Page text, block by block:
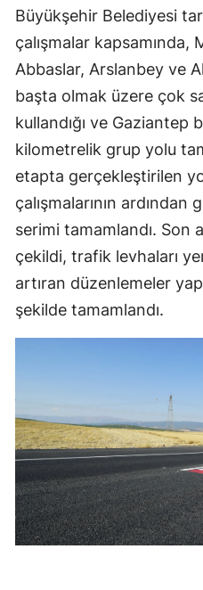
Büyükşehir Belediyesi
çalışmalar kapsamında,
Abbaslar, Arslanbey ve
başta olmak üzere çok
kullandığı ve Gaziantep
kilometrelik grup yolu
etapta gerçekleştirilen
çalışmalarının
serimi tamamlandı. Son
çekildi, trafik levhaları
artıran düzenlemeler
şekilde tamamlandı.